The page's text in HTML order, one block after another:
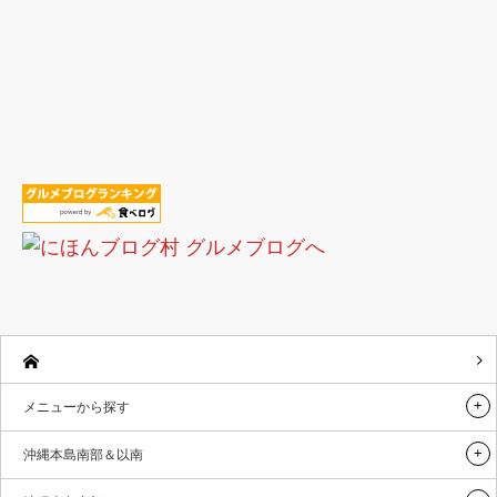
メニューから探す
沖縄本島南部＆以南